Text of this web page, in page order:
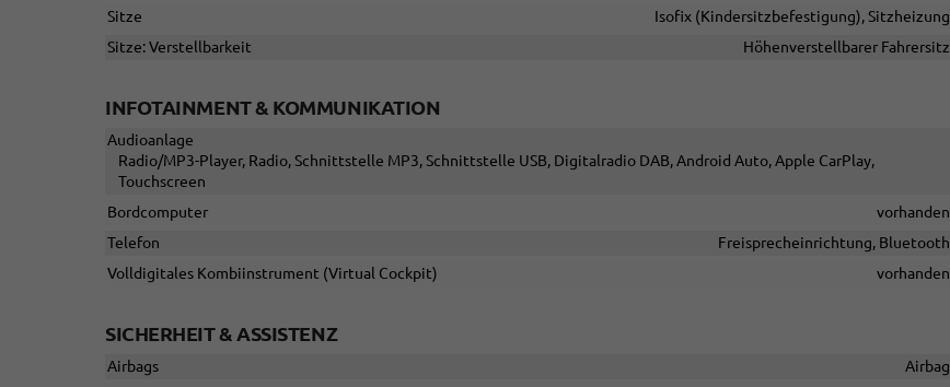
Sitze
Isofix (Kindersitzbefestigung), Sitzheizung
Sitze: Verstellbarkeit
Höhenverstellbarer Fahrersitz
INFOTAINMENT & KOMMUNIKATION
Audioanlage
Radio/MP3-Player, Radio, Schnittstelle MP3, Schnittstelle USB, Digitalradio DAB, Android Auto, Apple CarPlay,
Touchscreen
Bordcomputer
vorhanden
Telefon
Freisprecheinrichtung, Bluetooth
Volldigitales Kombiinstrument (Virtual Cockpit)
vorhanden
SICHERHEIT & ASSISTENZ
Airbags
Airbag